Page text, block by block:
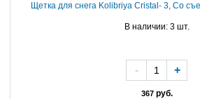
Щетка для снега Kolibriya Cristal- 3, Со
В наличии: 3 шт.
367руб.
- +